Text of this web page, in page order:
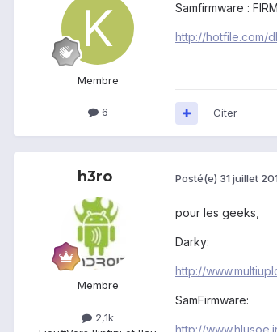
Membre
6
Samfirmware :
http://hotfile.com/
Citer
h3ro
Membre
2,1k
Posté(e) 31 juillet
pour les geeks,
Darky:
http://
SamFirmware: